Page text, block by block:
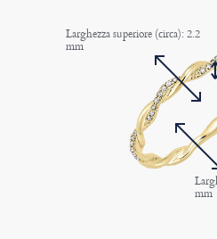
Larghezza superiore (circa): 2.2
mm
mm